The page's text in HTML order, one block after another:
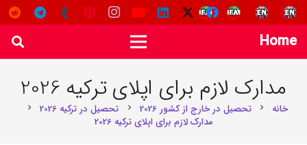
Home
مدارک لازم برای اپلای ترکیه 2026
خانه chevron_right تحصیل در خارج از کشور 2026 chevron_right تحصیل در ترکیه 2026 chevron_right
مدارک لازم برای اپلای ترکیه 2026